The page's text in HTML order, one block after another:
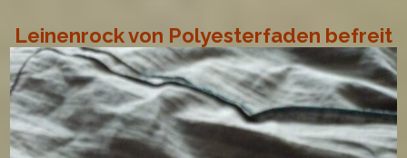
Leinenrock von Polyesterfaden befreit